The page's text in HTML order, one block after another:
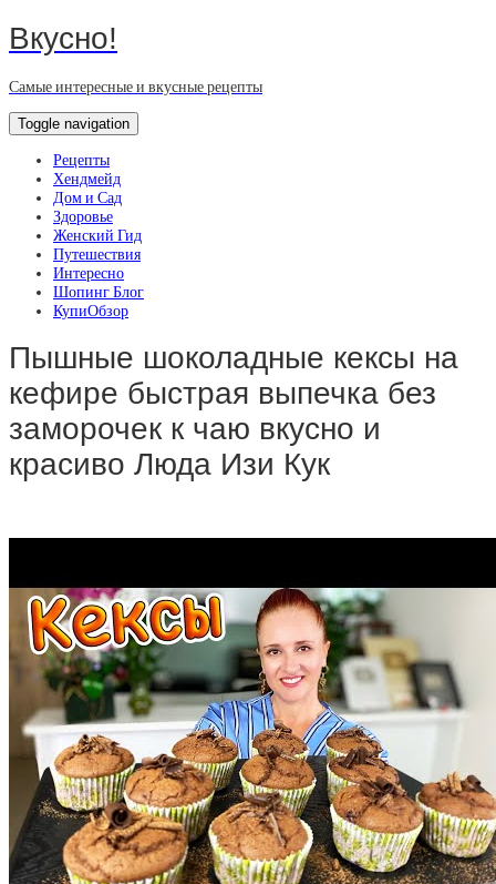
Вкусно!
Самые интересные и вкусные рецепты
Toggle navigation
Рецепты
Хендмейд
Дом и Сад
Здоровье
Женский Гид
Путешествия
Интересно
Шопинг Блог
КупиОбзор
Пышные шоколадные кексы на
кефире быстрая выпечка без
заморочек к чаю вкусно и
красиво Люда Изи Кук